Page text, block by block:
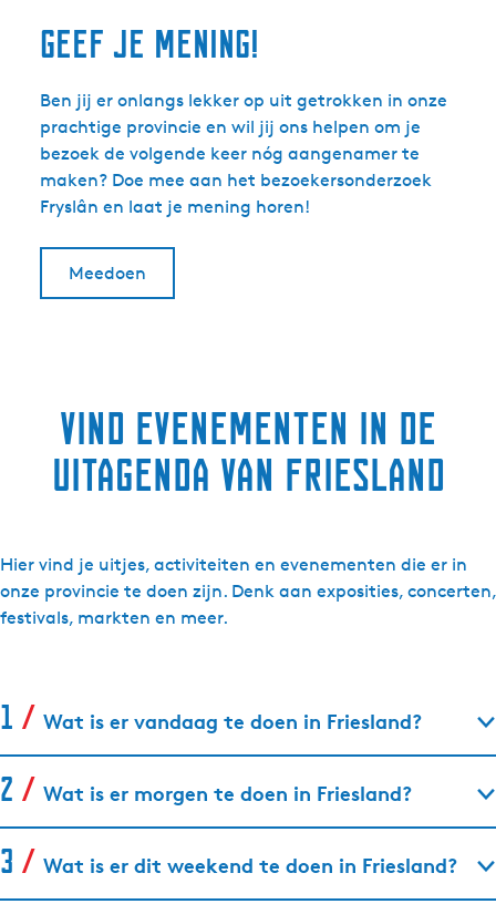
Geef je mening!
Ben jij er onlangs lekker op uit getrokken in onze
prachtige provincie en wil jij ons helpen om je
bezoek de volgende keer nóg aangenamer te
maken? Doe mee aan het bezoekersonderzoek
Fryslân en laat je mening horen!
Meedoen
Vind evenementen in de
uitagenda van Friesland
Hier vind je uitjes, activiteiten en evenementen die er in
onze provincie te doen zijn. Denk aan exposities, concerten,
festivals, markten en meer.
Wat is er vandaag te doen in Friesland?
Wat is er morgen te doen in Friesland?
Wat is er dit weekend te doen in Friesland?